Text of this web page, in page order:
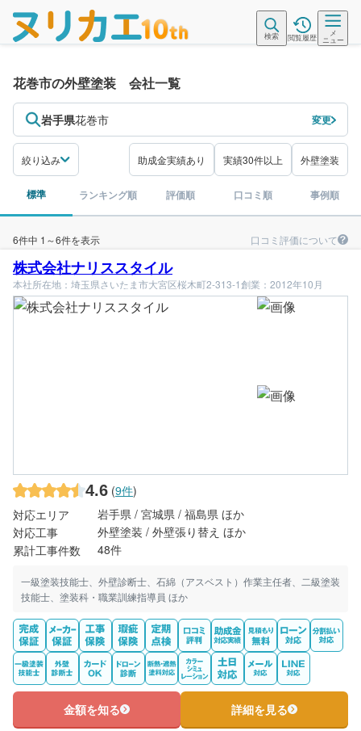
検索 閲覧履歴
メ
ニュー
花巻市の外壁塗装 会社一覧
岩手県花巻市 変更
絞り込み 助成金実績あり 実績30件以上 外壁塗装
標準 ランキング順 評価順 口コミ順 事例順
6件中 1～6件を表示 口コミ評価について
株式会社ナリススタイル
本社所在地：埼玉県さいたま市大宮区桜木町2-313-1創業：2012年10月
4.6 (9件)
対応エリア
岩手県 / 宮城県 / 福島県 ほか
対応工事
外壁塗装 / 外壁張り替え ほか
累計工事件数
48件
一級塗装技能士、外壁診断士、石綿（アスベスト）作業主任者、二級塗装
技能士、塗装科・職業訓練指導員 ほか
金額を知る 詳細を見る